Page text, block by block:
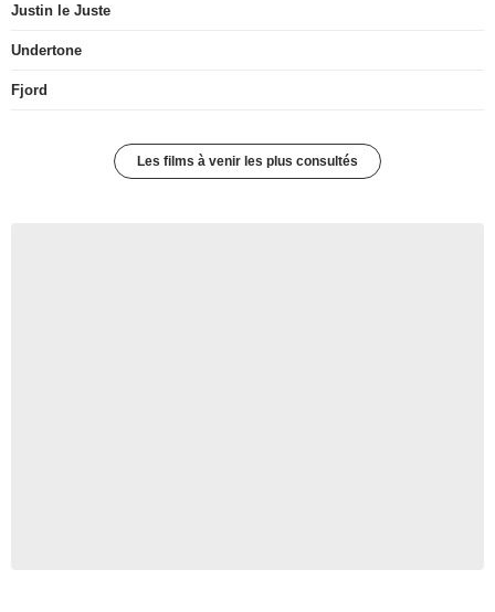
Justin le Juste
Undertone
Fjord
Les films à venir les plus consultés